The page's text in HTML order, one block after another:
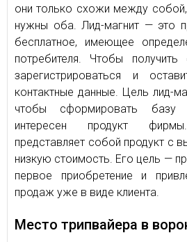
они только схожи между
нужны оба. Лид-магнит — это
бесплатное, имеющее
потребителя. Чтобы
зарегистрироваться и
контактные данные. Цель лид-
чтобы сформировать базу
интересен продукт
представляет собой продукт с
низкую стоимость. Его цель —
первое приобретение и
продаж уже в виде клиента.
Место трипвайера в